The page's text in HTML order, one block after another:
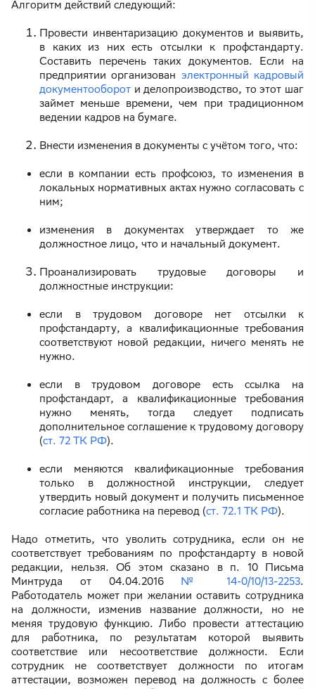
Алгоритм действий следующий:
Провести инвентаризацию документов и выявить,
в каких из них есть отсылки к профстандарту.
Составить перечень таких документов. Если на
предприятии организован электронный кадровый
документооборот и делопроизводство, то этот шаг
займет меньше времени, чем при традиционном
ведении кадров на бумаге.
Внести изменения в документы с учётом того, что:
если в компании есть профсоюз, то изменения в
локальных нормативных актах нужно согласовать с
ним;
изменения в документах утверждает то же
должностное лицо, что и начальный документ.
Проанализировать трудовые договоры и
должностные инструкции:
если в трудовом договоре нет отсылки к
профстандарту, а квалификационные требования
соответствуют новой редакции, ничего менять не
нужно.
если в трудовом договоре есть ссылка на
профстандарт, а квалификационные требования
нужно менять, тогда следует подписать
дополнительное соглашение к трудовому договору
(ст. 72 ТК РФ).
если меняются квалификационные требования
только в должностной инструкции, следует
утвердить новый документ и получить письменное
согласие работника на перевод (ст. 72.1 ТК РФ).
Надо отметить, что уволить сотрудника, если он не
соответствует требованиям по профстандарту в новой
редакции, нельзя. Об этом сказано в п. 10 Письма
Минтруда от 04.04.2016 № 14-0/10/13-2253.
Работодатель может при желании оставить сотрудника
на должности, изменив название должности, но не
меняя трудовую функцию. Либо провести аттестацию
для работника, по результатам которой выявить
соответствие или несоответствие должности. Если
сотрудник не соответствует должности по итогам
аттестации, возможен перевод на должность с более